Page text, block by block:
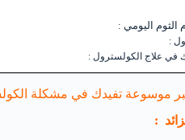
موسوعة تفيدك في مشكلة
: